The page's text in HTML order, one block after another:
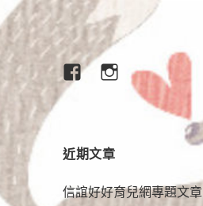
臉
書
頁
IG
近期文章
信誼好好育兒網專題文章